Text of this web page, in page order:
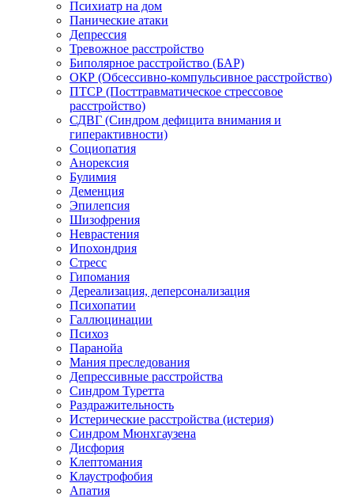
Психиатр на дом
Панические атаки
Депрессия
Тревожное расстройство
Биполярное расстройство (БАР)
ОКР (Обсессивно-компульсивное расстройство)
ПТСР (Посттравматическое стрессовое
расстройство)
СДВГ (Синдром дефицита внимания и
гиперактивности)
Социопатия
Анорексия
Булимия
Деменция
Эпилепсия
Шизофрения
Неврастения
Ипохондрия
Стресс
Гипомания
Дереализация, деперсонализация
Психопатии
Галлюцинации
Психоз
Паранойа
Мания преследования
Депрессивные расстройства
Синдром Туретта
Раздражительность
Истерические расстройства (истерия)
Синдром Мюнхгаузена
Дисфория
Клептомания
Клаустрофобия
Апатия